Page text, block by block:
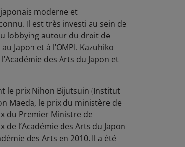
moderne et
Il est très investi au sein de
lobbying autour du droit de
Japon et à l’OMPI. Kazuhiko
des Arts du Japon et
le prix Nihon Bijutsuin (Institut
Maeda, le prix du ministère de
du Premier Ministre de
de l’Académie des Arts du Japon
des Arts en 2010. Il a été